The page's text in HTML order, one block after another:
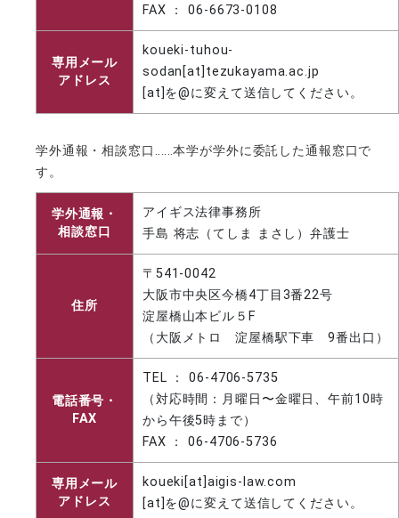
FAX ： 06-6673-0108
専用メール
アドレス
koueki-tuhou-
sodan[at]tezukayama.ac.jp
[at]を@に変えて送信してください。
学外通報・相談窓口‥‥‥本学が学外に委託した通報窓口で
す。
学外通報・
相談窓口
アイギス法律事務所
手島 将志（てしま まさし）弁護士
住所
〒541-0042
大阪市中央区今橋4丁目3番22号
淀屋橋山本ビル５F
（大阪メトロ 淀屋橋駅下車 9番出口）
電話番号・
FAX
TEL ： 06-4706-5735
（対応時間：月曜日〜金曜日、午前10時
から午後5時まで）
FAX ： 06-4706-5736
専用メール
アドレス
koueki[at]aigis-law.com
[at]を@に変えて送信してください。